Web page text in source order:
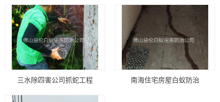
三水除四害公司抓蛇工程 南海住宅房屋白蚁防治